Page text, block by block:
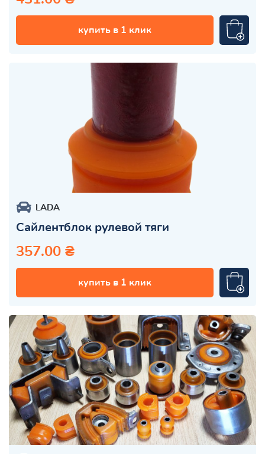
купить в 1 клик
LADA
Сайлентблок рулевой тяги
357.00 ₴
купить в 1 клик